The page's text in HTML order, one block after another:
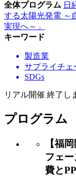
全体プログラム 日
する太陽光発電 ～
実現へ～」
キーワード
製造業
サプライチェ
SDGs
リアル開催 終了し
プログラム
【福
フェ
費と